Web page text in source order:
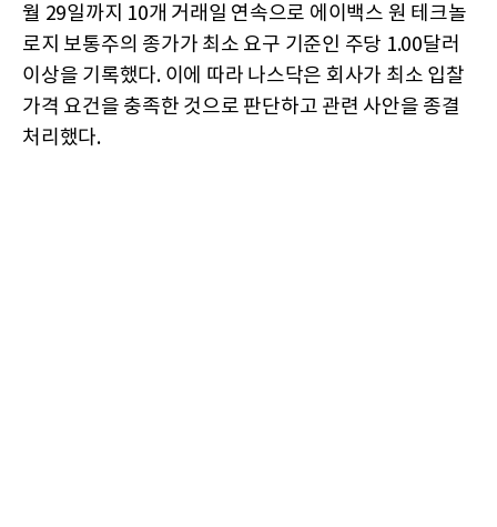
월 29일까지 10개 거래일 연속으로 에이백스 원 테크놀
로지 보통주의 종가가 최소 요구 기준인 주당 1.00달러
이상을 기록했다. 이에 따라 나스닥은 회사가 최소 입찰
가격 요건을 충족한 것으로 판단하고 관련 사안을 종결
처리했다.